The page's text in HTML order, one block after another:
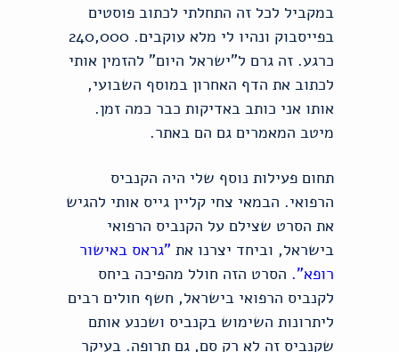
במקביל לכל זה התחלתי לכתוב פוסטים
בפייסבוק ונהיו לי מלא עוקבים. 240,000
כרגע. זה גרם ל"ישראל היום" להזמין אותי
לכתוב את הדף האחרון במוסף השבועי,
אותו אני כותב באדיקות כבר כמה זמן.
מיטב המאמרים גם הם באתר.
תחום פעילות נוסף שלי היה הקנביס
הרפואי. הבמאי צחי קליין גייס אותי להגיש
את הסרט שצילם על הקנביס הרפואי
בישראל, וביחד יצרנו את "גראס באישור
רופא". הסרט הזה חולל מהפיכה ביחס
לקנביס הרפואי בישראל, חשף חולים רבים
ליתרונות השימוש בקנביס ושכנע אותם
שקנביס זה לא רק סם, גם תרופה. בעיקר